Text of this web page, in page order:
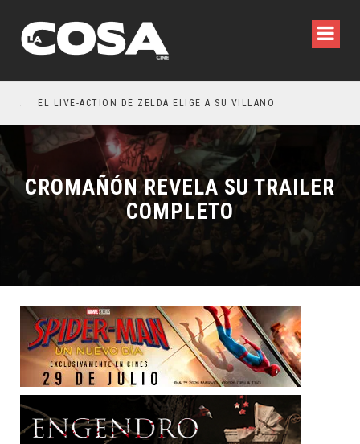
EL LIVE-ACTION DE ZELDA ELIGE A SU VILLANO
CROMAÑÓN REVELA SU TRAILER
COMPLETO